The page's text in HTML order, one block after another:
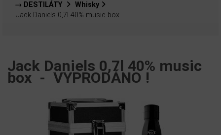
→ DESTILÁTY
Whisky
Jack Daniels 0,7l 40% music box
Jack Daniels 0,7l 40% music
box - VYPRODÁNO !